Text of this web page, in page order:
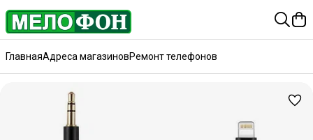
ГлавнаяАдреса магазиновРемонт телефонов